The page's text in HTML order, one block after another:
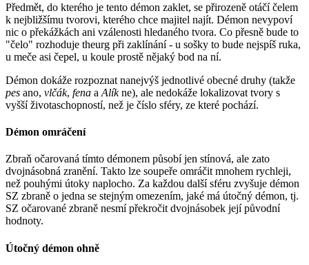
Předmět, do kterého je tento démon zaklet, se přirozeně otáčí čelem
k nejbližšímu tvorovi, kterého chce majitel najít. Démon nevypoví
nic o překážkách ani vzálenosti hledaného tvora. Co přesně bude to
"čelo" rozhoduje theurg při zaklínání - u sošky to bude nejspíš ruka,
u meče asi čepel, u koule prostě nějaký bod na ní.
Démon dokáže rozpoznat nanejvýš jednotlivé obecné druhy (takže
pes ano, vlčák, fena a Alíkne), ale nedokáže lokalizovat tvory s
vyšší životaschopností, než je číslo sféry, ze které pochází.
Démon omráčení
Zbraň očarovaná tímto démonem působí jen stínová, ale zato
dvojnásobná zranění. Takto lze soupeře omráčit mnohem rychleji,
než pouhými útoky naplocho. Za každou další sféru zvyšuje démon
SZ zbraně o jedna se stejným omezením, jaké má útočný démon, tj.
SZ očarované zbraně nesmí překročit dvojnásobek její původní
hodnoty.
Útočný démon ohně